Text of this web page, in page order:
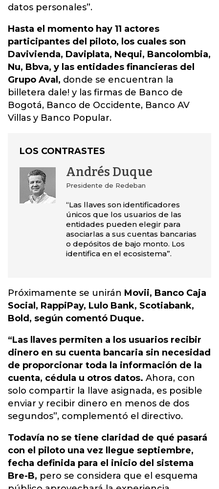
datos personales”.
Hasta el momento hay 11 actores
participantes del piloto, los cuales son
Davivienda, Daviplata, Nequi, Bancolombia,
Nu, Bbva, y las entidades financieras del
Grupo Aval, donde se encuentran la
billetera dale! y las firmas de Banco de
Bogotá, Banco de Occidente, Banco AV
Villas y Banco Popular.
LOS CONTRASTES
Andrés Duque
Presidente de Redeban
“Las llaves son identificadores
únicos que los usuarios de las
entidades pueden elegir para
asociarlas a sus cuentas bancarias
o depósitos de bajo monto. Los
identifica en el ecosistema”.
Próximamente se unirán Movii, Banco Caja
Social, RappiPay, Lulo Bank, Scotiabank,
Bold, según comentó Duque.
“Las llaves permiten a los usuarios recibir
dinero en su cuenta bancaria sin necesidad
de proporcionar toda la información de la
cuenta, cédula u otros datos. Ahora, con
solo compartir la llave asignada, es posible
enviar y recibir dinero en menos de dos
segundos”, complementó el directivo.
Todavía no se tiene claridad de qué pasará
con el piloto una vez llegue septiembre,
fecha definida para el inicio del sistema
Bre-B, pero se considera que el esquema